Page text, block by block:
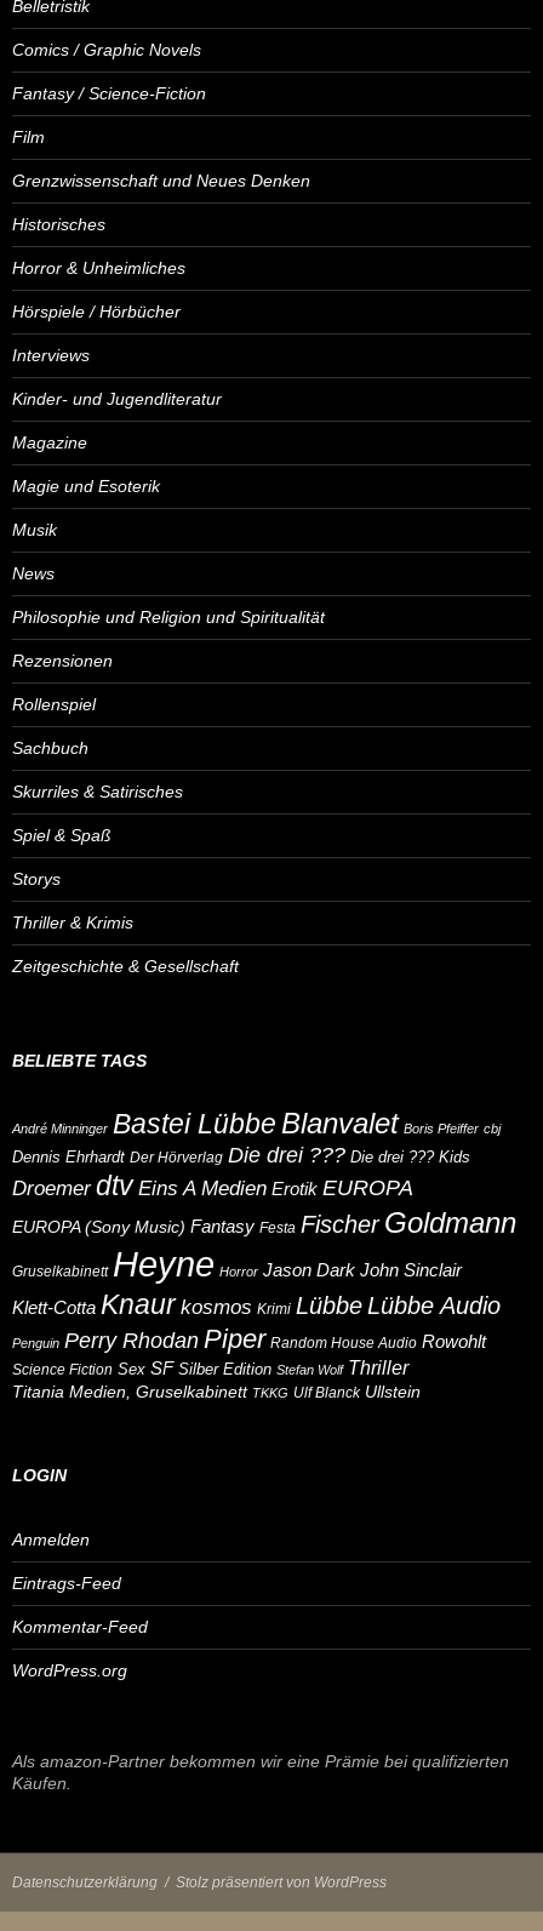
Belletristik
Comics / Graphic Novels
Fantasy / Science-Fiction
Film
Grenzwissenschaft und Neues Denken
Historisches
Horror & Unheimliches
Hörspiele / Hörbücher
Interviews
Kinder- und Jugendliteratur
Magazine
Magie und Esoterik
Musik
News
Philosophie und Religion und Spiritualität
Rezensionen
Rollenspiel
Sachbuch
Skurriles & Satirisches
Spiel & Spaß
Storys
Thriller & Krimis
Zeitgeschichte & Gesellschaft
BELIEBTE TAGS
André Minninger Bastei Lübbe Blanvalet Boris Pfeiffer cbj
Dennis Ehrhardt Der Hörverlag Die drei ??? Die drei ??? Kids
Droemer dtv Eins A Medien Erotik EUROPA
EUROPA (Sony Music) Fantasy Festa Fischer Goldmann
Gruselkabinett Heyne Horror Jason Dark John Sinclair
Klett-Cotta Knaur kosmos Krimi LübbeLübbe Audio
Penguin Perry Rhodan Piper Random House Audio Rowohlt
Science Fiction Sex SF Silber Edition Stefan Wolf Thriller
Titania Medien, Gruselkabinett TKKG Ulf Blanck Ullstein
LOGIN
Anmelden
Eintrags-Feed
Kommentar-Feed
WordPress.org
Als amazon-Partner bekommen wir eine Prämie bei qualifizierten
Käufen.
Datenschutzerklärung Stolz präsentiert von WordPress